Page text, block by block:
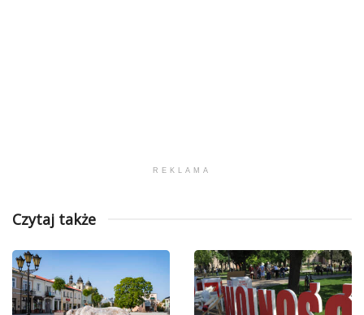
REKLAMA
Czytaj także